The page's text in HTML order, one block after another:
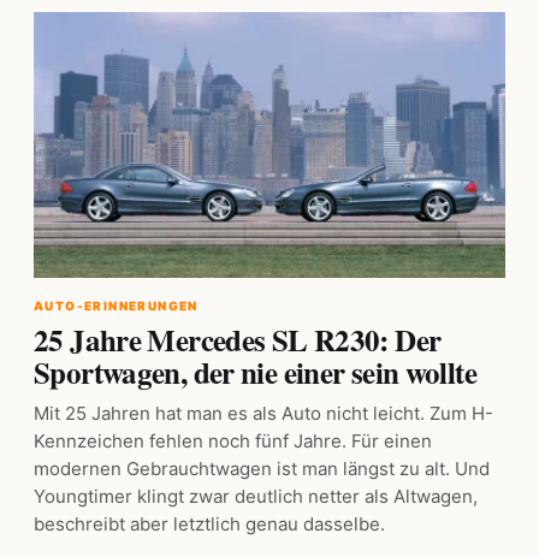
AUTO-ERINNERUNGEN
25 Jahre Mercedes SL R230: Der
Sportwagen, der nie einer sein wollte
Mit 25 Jahren hat man es als Auto nicht leicht. Zum H-
Kennzeichen fehlen noch fünf Jahre. Für einen
modernen Gebrauchtwagen ist man längst zu alt. Und
Youngtimer klingt zwar deutlich netter als Altwagen,
beschreibt aber letztlich genau dasselbe.